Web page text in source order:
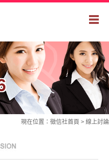
現在位置： 徵信社首頁 > 線上討論